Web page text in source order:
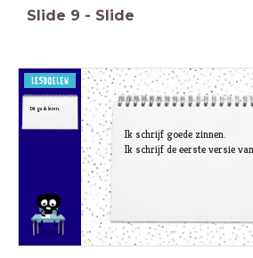
Slide 9 - Slide
Ik schrijf goede zinnen.
Ik schrijf de eerste versie
Dit ga ik leren.